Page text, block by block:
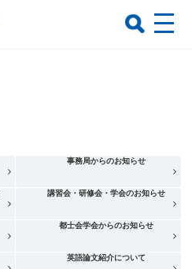
事務局からのお知らせ
講習会・研修会・学会のお知らせ
都士会学会からのお知らせ
英語論文紹介について